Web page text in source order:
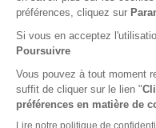
33€15
Tarif France
Renouvellement à date